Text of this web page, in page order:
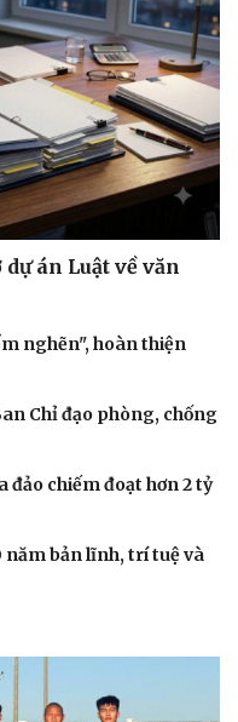
trí
Việt
án Luật về văn
nghẽn", hoàn thiện
Chỉ đạo phòng, chống
đảo chiếm đoạt hơn 2 tỷ
năm bản lĩnh, trí tuệ và